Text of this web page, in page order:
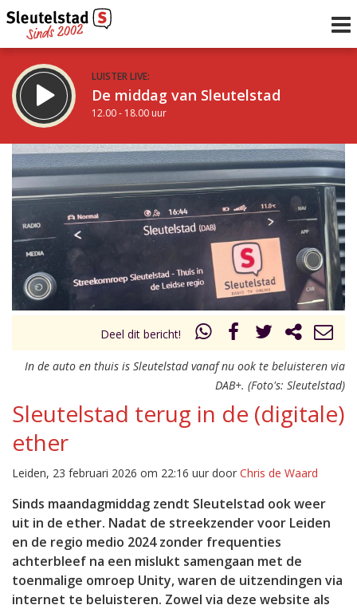
LUISTER LIVE:
De middag van Sleutelstad
12.00 - 18.00 uur
STRAKS:
De avond van Sleutelstad
18.00 - 19.00 uur
Vorig uur
uur 1 van 0 Volgend uur
Deel dit bericht!
In de auto en thuis is Sleutelstad vanaf nu ook te beluisteren via
DAB+. (Foto's: Sleutelstad)
Sleutelstad terug in de (digitale)
ether
Leiden, 23 februari 2026 om 22:16 uur door Chris de Waard
Sinds maandagmiddag zendt Sleutelstad ook weer
uit in de ether. Nadat de streekzender voor Leiden
en de regio medio 2024 zonder frequenties
achterbleef na een mislukt samengaan met de
toenmalige omroep Unity, waren de uitzendingen via
internet te beluisteren. Zowel via deze website als